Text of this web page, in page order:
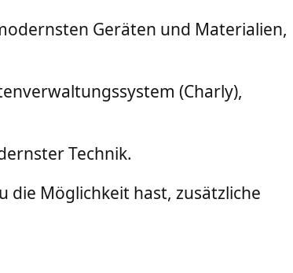
Geräten und Materialien,
(Charly),
Technik.
die Möglichkeit hast, zusätzliche